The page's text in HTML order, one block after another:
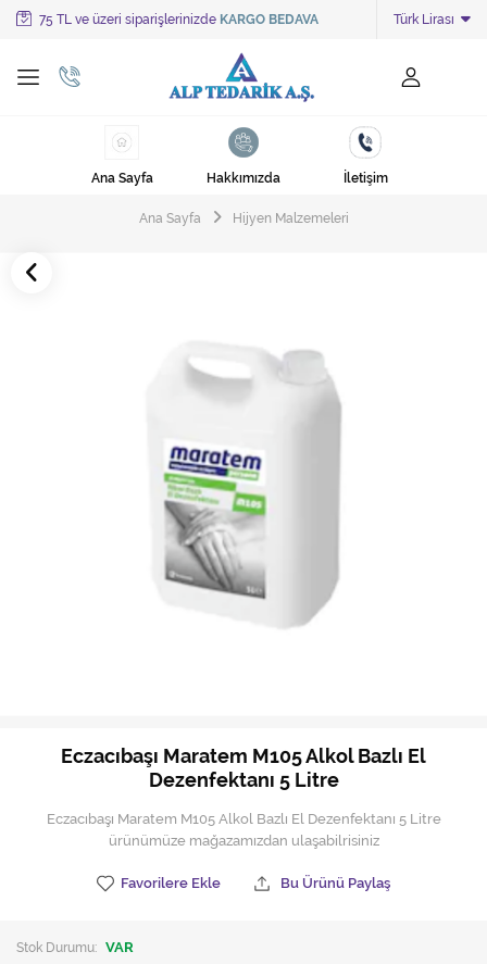
75 TL ve üzeri siparişlerinizde KARGO BEDAVA Türk Lirası
Tüm Kategoriler
Ayakkabı Cila Makineleri
Cila Makineleri
Çöp Torbaları
Endüstriyel Zemin Yıkama Makineleri
Halı Yıkama Makinesi
Mekanik Dış Alan Süpürücüler
Tek-Çift Kovalı Temizlik Arabası
Toptan Temizlik Malzemeleri
Yedek Parçalar
Ana Sayfa Hakkımızda İletişim
Ana Sayfa Hijyen Malzemeleri
Eczacıbaşı Maratem M105 Alkol Bazlı El
Dezenfektanı 5 Litre
Eczacıbaşı Maratem M105 Alkol Bazlı El Dezenfektanı 5 Litre
ürünümüze mağazamızdan ulaşabilrisiniz
Favorilere Ekle Bu Ürünü Paylaş
Stok Durumu: VAR